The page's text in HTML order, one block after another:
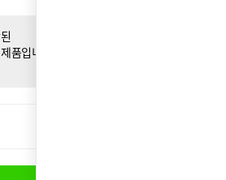
품입니다.